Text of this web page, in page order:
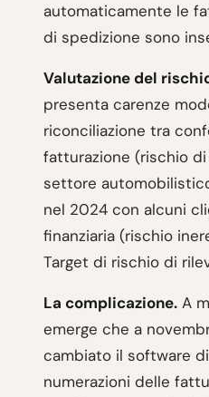
automaticamente le
di spedizione sono
Valutazione del
presenta carenze
riconciliazione tra
fatturazione (rischio
settore
nel 2024 con alcuni
finanziaria (rischio
Target di rischio di
La complicazione. A
emerge che a
cambiato il software
numerazioni delle